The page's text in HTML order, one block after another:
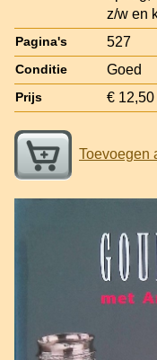
z/w en
Pagina's 527
Conditie Goed
Prijs € 12,50
Toevoegen